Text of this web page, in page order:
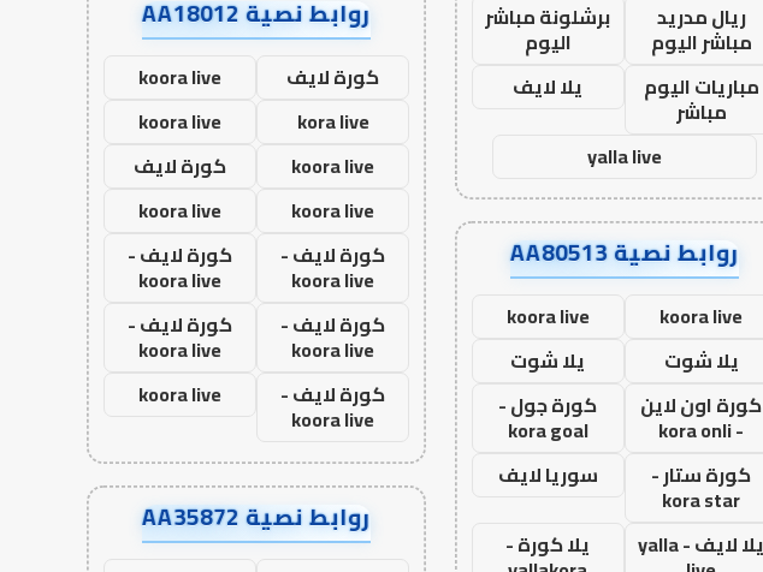
ريال مدريد
مباشر اليوم
برشلونة مباشر
اليوم
مباريات اليوم
مباشر
يلا لايف
yalla live
روابط نصية AA80513
koora live
koora live
يلا شوت
يلا شوت
كورة اون لاين
- kora onli
كورة جول -
kora goal
كورة ستار -
kora star
سوريا لايف
يلا لايف - yalla
يلا كورة -
روابط نصية AA18012
كورة لايف
koora live
kora live
koora live
koora live
كورة لايف
koora live
koora live
كورة لايف -
koora live
كورة لايف -
koora live
كورة لايف -
koora live
كورة لايف -
koora live
كورة لايف -
koora live
koora live
روابط نصية AA35872